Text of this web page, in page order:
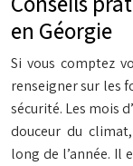
en Géorgie
Si vous comptez
renseigner sur les
sécurité. Les mois
douceur du
long de l’année. Il